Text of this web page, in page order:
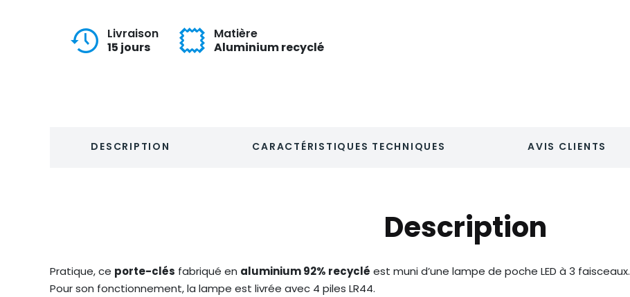
Livraison
15 jours
Matière
Aluminium recyclé
DESCRIPTION CARACTÉRISTIQUES TECHNIQUES AVIS CLIENTS
Description
Pratique, ce porte-clés fabriqué en aluminium 92% recyclé est muni d’une lampe de poche LED à 3 faisceaux.
Pour son fonctionnement, la lampe est livrée avec 4 piles LR44.